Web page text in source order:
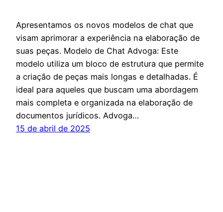
Apresentamos os novos modelos de chat que
visam aprimorar a experiência na elaboração de
suas peças. Modelo de Chat Advoga: Este
modelo utiliza um bloco de estrutura que permite
a criação de peças mais longas e detalhadas. É
ideal para aqueles que buscam uma abordagem
mais completa e organizada na elaboração de
documentos jurídicos. Advoga…
15 de abril de 2025